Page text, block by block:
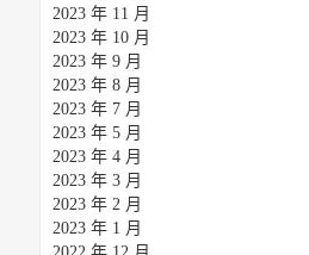
2023 年 11 月
2023 年 10 月
2023 年 9 月
2023 年 8 月
2023 年 7 月
2023 年 5 月
2023 年 4 月
2023 年 3 月
2023 年 2 月
2023 年 1 月